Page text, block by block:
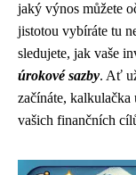
jaký výnos můžete
jistotou vybíráte tu
sledujete, jak vaše
úrokové sazby. Ať
začínáte, kalkulačka
vašich finančních